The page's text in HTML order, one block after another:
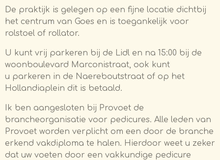
De praktijk is gelegen op een fijne locatie dichtbij
het centrum van Goes en is toegankelijk voor
rolstoel of rollator.
U kunt vrij parkeren bij de Lidl en na 15:00 bij de
woonboulevard Marconistraat, ook kunt
u parkeren in de Naereboutstraat of op het
Hollandiaplein dit is betaald.
Ik ben aangesloten bij Provoet de
brancheorganisatie voor pedicures. Alle leden van
Provoet worden verplicht om een door de branche
erkend vakdiploma te halen. Hierdoor weet u zeker
dat uw voeten door een vakkundige pedicure